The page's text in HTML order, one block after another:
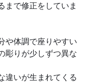
まで修正をしていま
や体調で座りやすい
彫りが少しずつ異な
違いが生まれてくる